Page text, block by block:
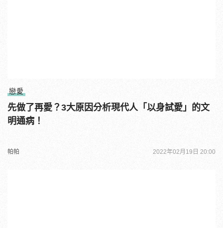
戀愛
先做了再愛？3大原因分析現代人「以身試愛」的文
明通病！
帕帕 2022年02月19日 20:00